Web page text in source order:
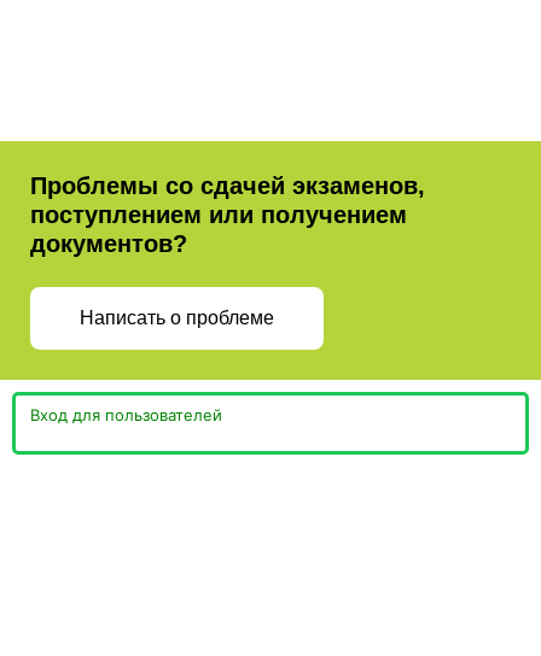
Проблемы со сдачей экзаменов,
поступлением или получением
документов?
Написать о проблеме
Вход для пользователей